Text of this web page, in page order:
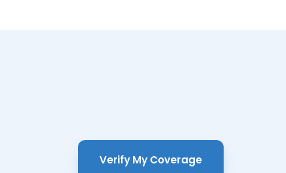
Verify My Coverage